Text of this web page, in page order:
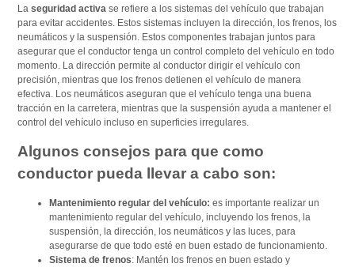
Laseguridad activa se refiere a los sistemas del vehículo que trabajan
para evitar accidentes. Estos sistemas incluyen la dirección, los frenos, los
neumáticos y la suspensión. Estos componentes trabajan juntos para
asegurar que el conductor tenga un control completo del vehículo en todo
momento. La dirección permite al conductor dirigir el vehículo con
precisión, mientras que los frenos detienen el vehículo de manera
efectiva. Los neumáticos aseguran que el vehículo tenga una buena
tracción en la carretera, mientras que la suspensión ayuda a mantener el
control del vehículo incluso en superficies irregulares.
Algunos consejos para que como
conductor pueda llevar a cabo son:
Mantenimiento regular del vehículo: es importante realizar un
mantenimiento regular del vehículo, incluyendo los frenos, la
suspensión, la dirección, los neumáticos y las luces, para
asegurarse de que todo esté en buen estado de funcionamiento.
Sistema de frenos: Mantén los frenos en buen estado y